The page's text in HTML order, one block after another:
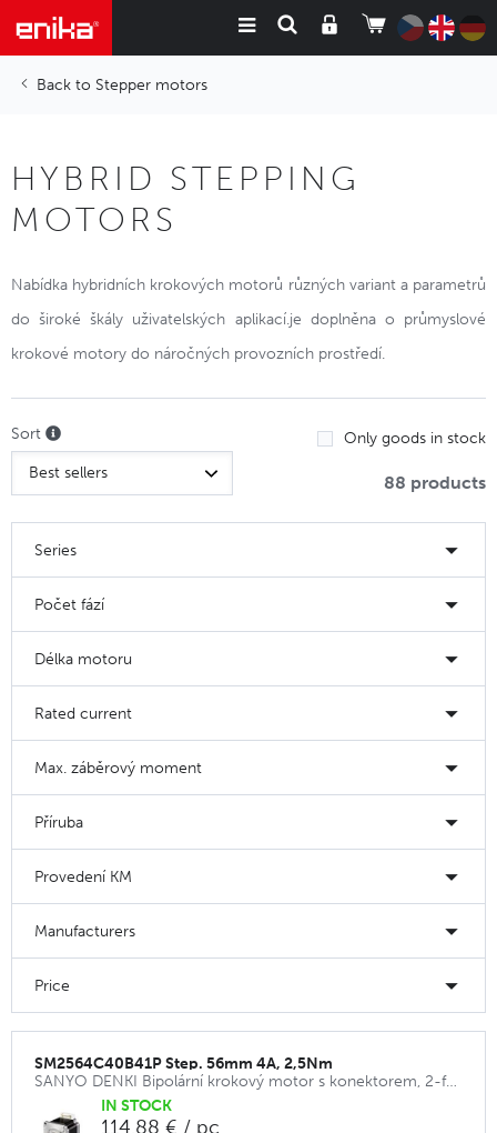
Stepper motors
HYBRID STEPPING
MOTORS
Nabídka hybridních krokových motorů různých variant a parametrů
do široké škály uživatelských aplikací.je doplněna o průmyslové
krokové motory do náročných provozních prostředí.
Sort Only goods in stock
88 products
Series
Počet fází
Délka motoru
Rated current
Max. záběrový moment
Příruba
Provedení KM
Manufacturers
Price
SM2564C40B41P Step. 56mm 4A, 2,5Nm
SANYO DENKI Bipolární krokový motor s konektorem, 2-fázový
IN STOCK
114,88 € / pc